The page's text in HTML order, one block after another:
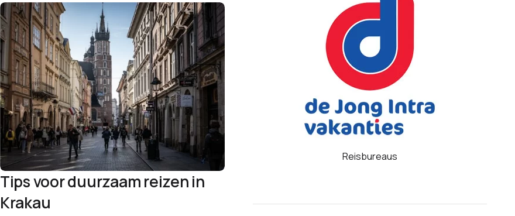
Tips voor duurzaam reizen in
Krakau
Reisbureaus